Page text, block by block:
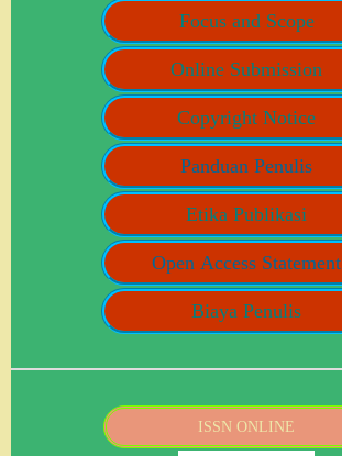
Focus and Scope
Online Submission
Copyright Notice
Panduan Penulis
Etika Publikasi
Open Access Statement
Biaya Penulis
ISSN ONLINE